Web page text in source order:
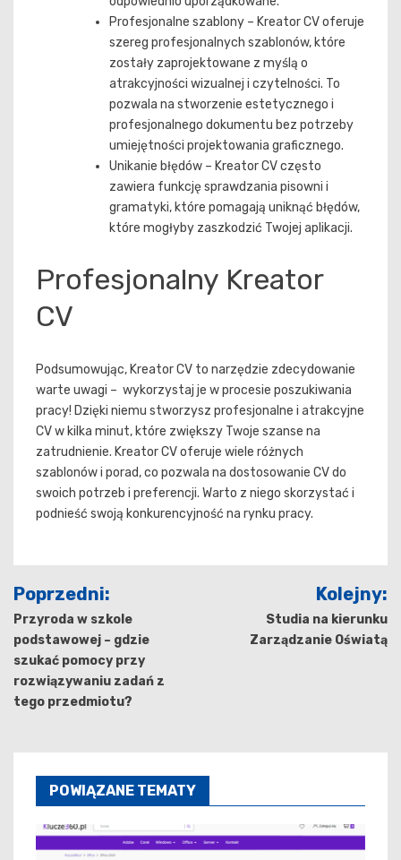
Profesjonalne szablony – Kreator CV oferuje
szereg profesjonalnych szablonów, które
zostały zaprojektowane z myślą o
atrakcyjności wizualnej i czytelności. To
pozwala na stworzenie estetycznego i
profesjonalnego dokumentu bez potrzeby
umiejętności projektowania graficznego.
Unikanie błędów – Kreator CV często
zawiera funkcję sprawdzania pisowni i
gramatyki, które pomagają uniknąć błędów,
które mogłyby zaszkodzić Twojej aplikacji.
Profesjonalny Kreator
CV
Podsumowując, Kreator CV to narzędzie zdecydowanie
warte uwagi – wykorzystaj je w procesie poszukiwania
pracy! Dzięki niemu stworzysz profesjonalne i atrakcyjne
CV w kilka minut, które zwiększy Twoje szanse na
zatrudnienie. Kreator CV oferuje wiele różnych
szablonów i porad, co pozwala na dostosowanie CV do
swoich potrzeb i preferencji. Warto z niego skorzystać i
podnieść swoją konkurencyjność na rynku pracy.
Nawigacja
wpisu
Poprzedni:
Przyroda w szkole
podstawowej – gdzie
szukać pomocy przy
rozwiązywaniu zadań z
tego przedmiotu?
Kolejny:
Studia na kierunku
Zarządzanie Oświatą
POWIĄZANE TEMATY